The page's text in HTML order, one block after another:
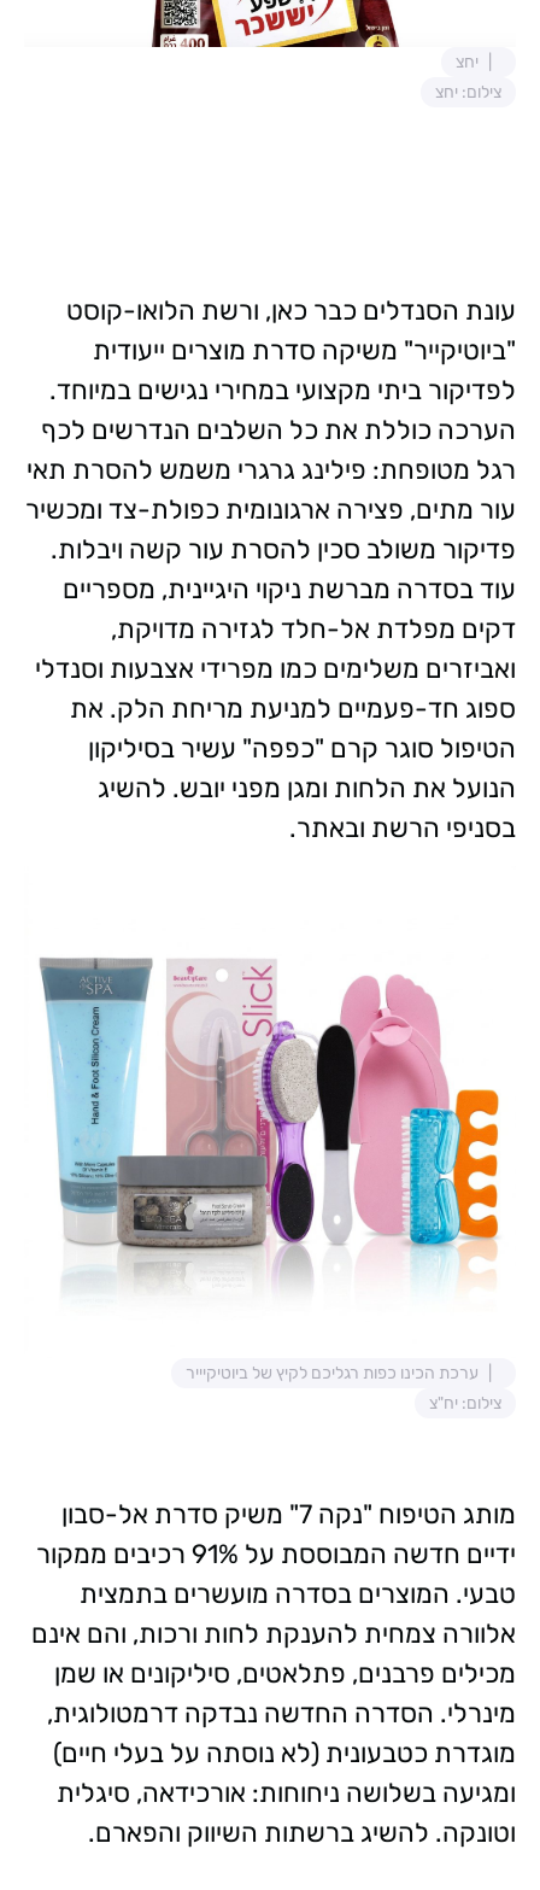
יחצ
צילום: יחצ
עונת הסנדלים כבר כאן, ורשת הלואו-קוסט
"ביוטיקייר" משיקה סדרת מוצרים ייעודית
לפדיקור ביתי מקצועי במחירי נגישים במיוחד.
הערכה כוללת את כל השלבים הנדרשים לכף
רגל מטופחת: פילינג גרגרי משמש להסרת תאי
עור מתים, פצירה ארגונומית כפולת-צד ומכשיר
פדיקור משולב סכין להסרת עור קשה ויבלות.
עוד בסדרה מברשת ניקוי היגיינית, מספריים
דקים מפלדת אל-חלד לגזירה מדויקת,
ואביזרים משלימים כמו מפרידי אצבעות וסנדלי
ספוג חד-פעמיים למניעת מריחת הלק. את
הטיפול סוגר קרם "כפפה" עשיר בסיליקון
הנועל את הלחות ומגן מפני יובש. להשיג
בסניפי הרשת ובאתר.
ערכת הכינו כפות רגליכם לקיץ של ביוטיקיייר
צילום: יח"צ
מותג הטיפוח "נקה 7" משיק סדרת אל-סבון
ידיים חדשה המבוססת על 91% רכיבים ממקור
טבעי. המוצרים בסדרה מועשרים בתמצית
אלוורה צמחית להענקת לחות ורכות, והם אינם
מכילים פרבנים, פתלאטים, סיליקונים או שמן
מינרלי. הסדרה החדשה נבדקה דרמטולוגית,
מוגדרת כטבעונית (לא נוסתה על בעלי חיים)
ומגיעה בשלושה ניחוחות: אורכידאה, סיגלית
וטונקה. להשיג ברשתות השיווק והפארם.